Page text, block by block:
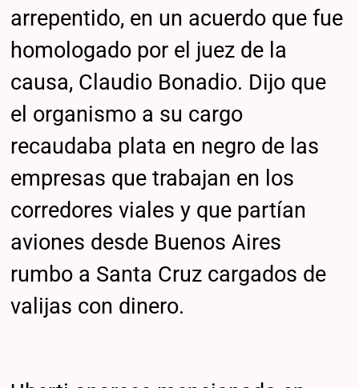
arrepentido, en un acuerdo que fue
homologado por el juez de la
causa, Claudio Bonadio. Dijo que
el organismo a su cargo
recaudaba plata en negro de las
empresas que trabajan en los
corredores viales y que partían
aviones desde Buenos Aires
rumbo a Santa Cruz cargados de
valijas con dinero.